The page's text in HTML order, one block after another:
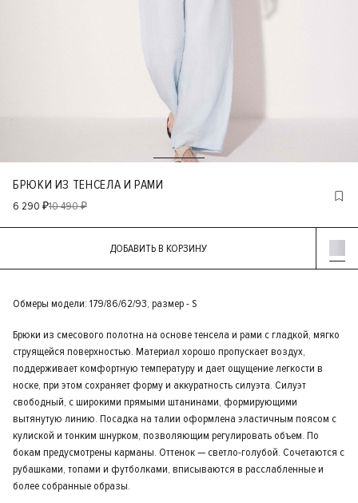
БРЮКИ ИЗ ТЕНСЕЛА И РАМИ
6 290 ₽10 490 ₽
ДОБАВИТЬ В КОРЗИНУ
Обмеры модели: 179/86/62/93, размер - S
Брюки из смесового полотна на основе тенсела и рами с гладкой, мягко
струящейся поверхностью. Материал хорошо пропускает воздух,
поддерживает комфортную температуру и дает ощущение легкости в
носке, при этом сохраняет форму и аккуратность силуэта. Силуэт
свободный, с широкими прямыми штанинами, формирующими
вытянутую линию. Посадка на талии оформлена эластичным поясом с
кулиской и тонким шнурком, позволяющим регулировать объем. По
бокам предусмотрены карманы. Оттенок — светло-голубой. Сочетаются с
рубашками, топами и футболками, вписываются в расслабленные и
более собранные образы.